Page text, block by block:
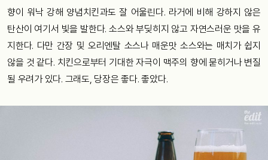
향이 워낙 강해 양념치킨과도 잘 어울린다. 라거에 비해 강하지 않은
탄산이 여기서 빛을 발한다. 소스와 부딪히지 않고 자연스러운 맛을 유
지한다. 다만 간장 및 오리엔탈 소스나 매운맛 소스와는 매치가 쉽지
않을 것 같다. 치킨으로부터 기대한 자극이 맥주의 향에 묻히거나 변질
될 우려가 있다. 그래도, 당장은 좋다. 좋았다.